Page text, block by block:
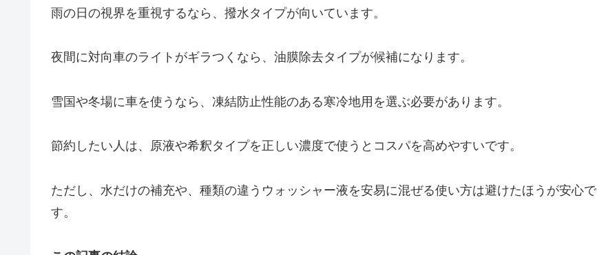
雨の日の視界を重視するなら、撥水タイプが向いています。
夜間に対向車のライトがギラつくなら、油膜除去タイプが候補になります。
雪国や冬場に車を使うなら、凍結防止性能のある寒冷地用を選ぶ必要があります。
節約したい人は、原液や希釈タイプを正しい濃度で使うとコスパを高めやすいです。
ただし、水だけの補充や、種類の違うウォッシャー液を安易に混ぜる使い方は避けたほうが安心で
す。